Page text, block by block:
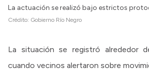
La actuación se realizó bajo estrictos
Crédito: Gobierno Río Negro
La situación se registró alrededor
cuando vecinos alertaron sobre